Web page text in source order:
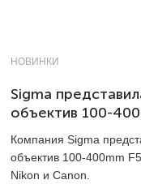
НОВИНКИ
Sigma
объектив 100-
Компания Sigma
объектив 100-400mm
Nikon и Canon.